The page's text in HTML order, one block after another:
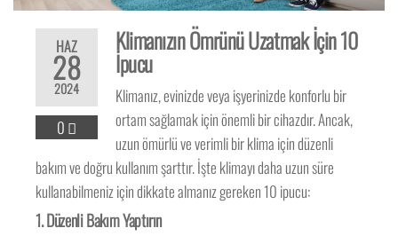
HAZ
28
2024
0
Klimanızın Ömrünü Uzatmak İçin 10
İpucu
Klimanız, evinizde veya işyerinizde konforlu bir
ortam sağlamak için önemli bir cihazdır. Ancak,
uzun ömürlü ve verimli bir klima için düzenli
bakım ve doğru kullanım şarttır. İşte klimayı daha uzun süre
kullanabilmeniz için dikkate almanız gereken 10 ipucu:
1. Düzenli Bakım Yaptırın